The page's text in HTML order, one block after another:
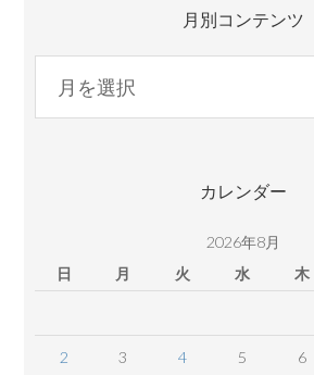
月別コンテンツ
コ
カレンダー
2026年8月
日
月 火 水 木
2 3 4 5 6